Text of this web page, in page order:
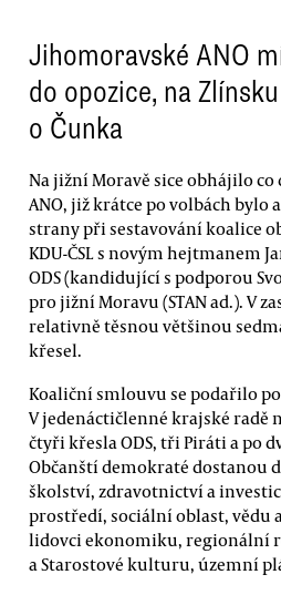
Jihomoravské ANO
do opozice, na
o Čunka
Na jižní Moravě sice obhájilo
ANO, již krátce po volbách bylo
strany při sestavování koalice
KDU-ČSL s novým hejtmanem
ODS (kandidující s podporou
pro jižní Moravu (STAN ad.). V
relativně těsnou většinou
křesel.
Koaliční smlouvu se podařilo
V jedenáctičlenné krajské radě
čtyři křesla ODS, tři Piráti a po
Občanští demokraté dostanou
školství, zdravotnictví a
prostředí, sociální oblast, vědu
lidovci ekonomiku, regionální
a Starostové kulturu, územní